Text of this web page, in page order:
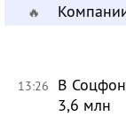
🔥
13:26
В
3,6 млн